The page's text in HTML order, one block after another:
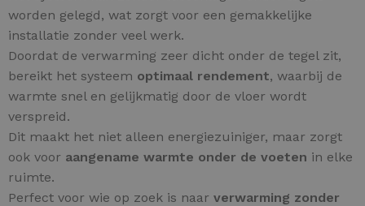
worden gelegd, wat zorgt voor een gemakkelijke
installatie zonder veel werk.
Doordat de verwarming zeer dicht onder de tegel zit,
bereikt het systeem optimaal rendement, waarbij de
warmte snel en gelijkmatig door de vloer wordt
verspreid.
Dit maakt het niet alleen energiezuiniger, maar zorgt
ook voor aangename warmte onder de voeten in elke
ruimte.
Perfect voor wie op zoek is naar verwarming zonder